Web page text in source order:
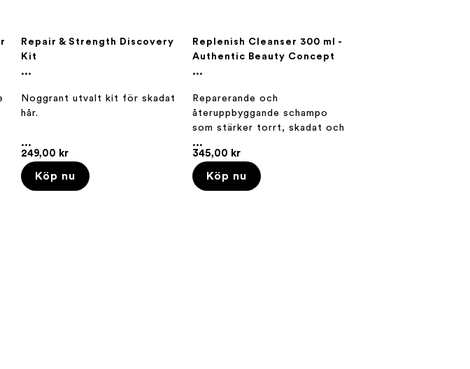
Repair & Strength Discovery
Kit
...
Noggrant utvalt kit för skadat
hår.
...
249,00 kr
Köp nu
Replenish Cleanser 300 ml -
Authentic Beauty Concept
...
Reparerande och
återuppbyggande schampo
som stärker torrt, skadat och
behandlat hår.
...
345,00 kr
Köp nu